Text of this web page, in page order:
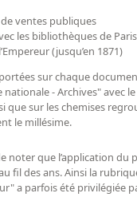
ventes publiques
les bibliothèques de Paris
(jusqu’en 1871)
sur chaque
- Archives" avec
que sur les chemises
le millésime.
noter que l’application du
fil des ans. Ainsi la
a parfois été privilégiée